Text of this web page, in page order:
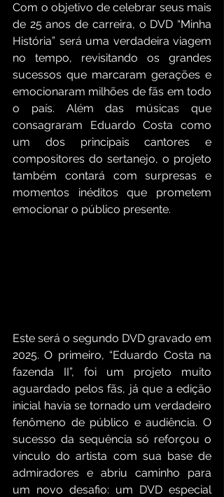
Com o objetivo de celebrar seus mais
de 25 anos de carreira, o DVD “Minha
História” será uma verdadeira viagem
no tempo, revisitando os grandes
sucessos que marcaram gerações e
emocionaram milhões de fãs em todo
o país. Além das músicas que
consagraram Eduardo Costa como
um dos principais cantores e
compositores do sertanejo, o projeto
também contará com surpresas e
momentos inéditos que prometem
emocionar o público presente.
Este será o segundo DVD gravado em
2025. O primeiro, “Eduardo Costa na
fazenda II”, foi um projeto muito
aguardado pelos fãs, já que a edição
inicial havia se tornado um verdadeiro
fenômeno de público e audiência. O
sucesso da sequência só reforçou o
vínculo do artista com sua base de
admiradores e abriu caminho para
um novo desafio: um DVD especial